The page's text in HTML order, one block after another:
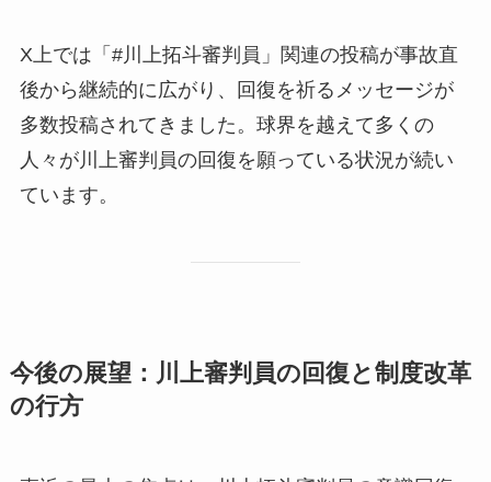
X上では「#川上拓斗審判員」関連の投稿が事故直
後から継続的に広がり、回復を祈るメッセージが
多数投稿されてきました。球界を越えて多くの
人々が川上審判員の回復を願っている状況が続い
ています。
今後の展望：川上審判員の回復と制度改革
の行方